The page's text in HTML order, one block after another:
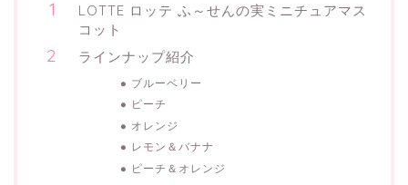
LOTTE ロッテ ふ～せんの実ミニチュアマス
コット
ラインナップ紹介
ブルーベリー
ピーチ
オレンジ
レモン＆バナナ
ピーチ＆オレンジ